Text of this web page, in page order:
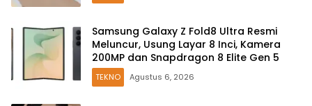
Samsung Galaxy Z Fold8 Ultra Resmi
Meluncur, Usung Layar 8 Inci, Kamera
200MP dan Snapdragon 8 Elite Gen 5
TEKNO Agustus 6, 2026